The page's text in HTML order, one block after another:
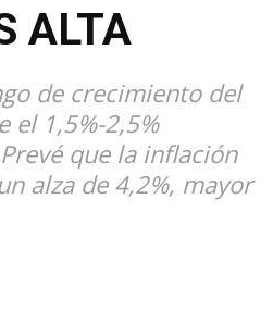
ALTA
de crecimiento del
el 1,5%-2,5%
que la inflación
alza de 4,2%, mayor